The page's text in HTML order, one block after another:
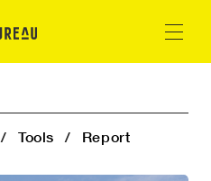
Tools Report